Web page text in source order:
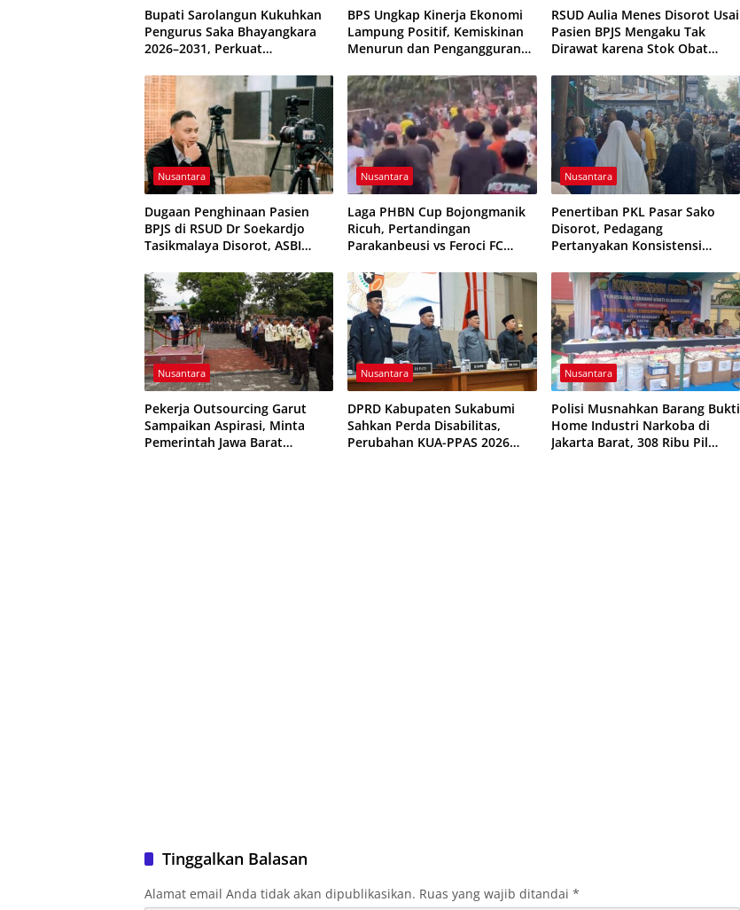
Bupati Sarolangun Kukuhkan
Pengurus Saka Bhayangkara
2026–2031, Perkuat
Muda
BPS Ungkap Kinerja Ekonomi
Lampung Positif, Kemiskinan
Menurun dan Pengangguran
RSUD Aulia Menes Disorot Usai
Pasien BPJS Mengaku Tak
Dirawat karena Stok Obat
Nusantara
Dugaan Penghinaan Pasien
BPJS di RSUD Dr Soekardjo
Tasikmalaya Disorot, ASBI
Etika Pelayanan
Nusantara
Laga PHBN Cup Bojongmanik
Ricuh, Pertandingan
Parakanbeusi vs Feroci FC
Nusantara
Penertiban PKL Pasar Sako
Disorot, Pedagang
Pertanyakan Konsistensi
Pungutan
Nusantara
Pekerja Outsourcing Garut
Sampaikan Aspirasi, Minta
Pemerintah Jawa Barat
Nusantara
DPRD Kabupaten Sukabumi
Sahkan Perda Disabilitas,
Perubahan KUA-PPAS 2026
Nusantara
Polisi Musnahkan Barang Bukti
Home Industri Narkoba di
Jakarta Barat, 308 Ribu Pil
Tinggalkan Balasan
Alamat email Anda tidak akan dipublikasikan. Ruas yang wajib ditandai *